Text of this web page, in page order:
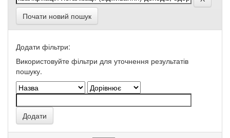
Почати новий пошук
Додати фільтри:
Використовуйте фільтри для уточнення результатів
пошуку.